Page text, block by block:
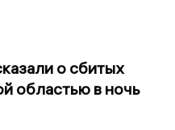
о сбитых
областью в ночь